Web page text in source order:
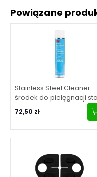
Powiązane
Stainless Steel Cleaner -
środek do pielęgnacji
nierdzewnej, poj. 600 ml,
aerozol
72,50 zł